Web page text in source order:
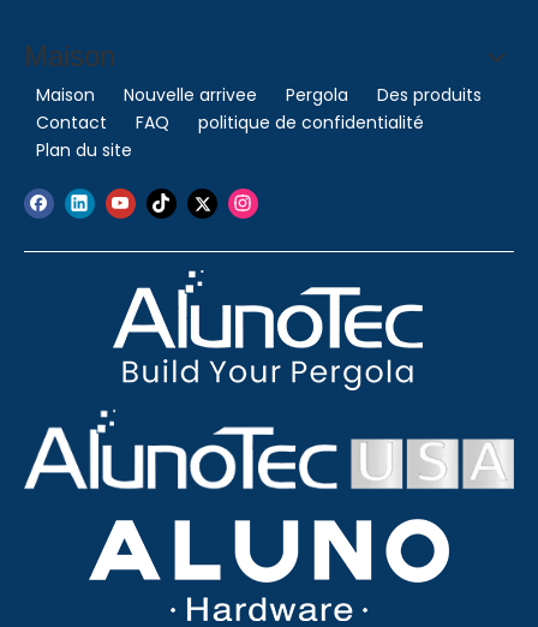
Maison
Maison Nouvelle arrivee Pergola
Des produits
Contact
FAQ
politique de confidentialité
Plan du site